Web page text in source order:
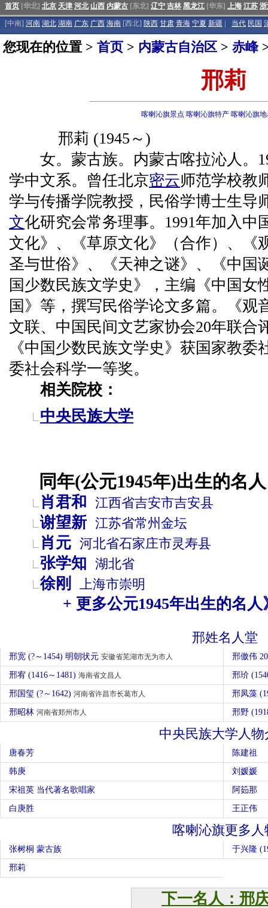
首页 [华北] 北京 天津 河北 山西 内蒙古 [东北] 辽宁 吉林 黑龙江 [华东] 上海 江苏
[中南] 河南 湖北 湖南 广东 广西 海南 [西北] 陕西 甘肃 青海 宁夏 新疆 当代 民国
您现在的位置 > 首页 > 内蒙古自治区 > 赤峰
邢莉
喀喇沁旗景点 喀喇沁旗特产 喀喇沁旗
邢莉 (1945～)
女。蒙古族。内蒙古喀拉沁人。
学中文系。曾任北京密云师范学校教
学与传播学院教授，民俗学博士生导
文化研究会常务理事。1991年加入中
文化》、《草原文化》（合作）、《
圣与世俗》、《天神之谜》、《中国
国少数民族文学史》，主编《中国女
国》等，撰写民俗学论文多篇。《观
文联、中国民间文艺家协会20年联合
《中国少数民族文学史》获国家教
委社会科学一等奖。
相关院校：
中央民族大学
同年(公元1945年)出生的名
肖君和 江西省吉安市吉安县
谢望新 江苏省常州 金坛
肖元 河北省石家庄市灵寿县
张学知 湖北省
徐刚 上海市崇明
+ 更多公元1945年出生的名人
邢姓名人堂
邢宽 (?～1454) 明朝状元 安徽省芜湖市无为市人 邢傲伟
邢宥 (1416～1481) 海南省文昌人 邢玠
邢国玺 (?～1642) 河南省许昌市长葛市人 邢凤藻
邢昭林 河南省郑州市人 邢野
中央民族大学人物
唐春芳 陈建祖
韩庚 刘媛媛
宋祖英 当代著名歌唱家 阿筎那
白庚胜 王正伟
喀喇沁旗更多人
张树桐 蒙古族 于兴隆
邢莉
下一名人：邢